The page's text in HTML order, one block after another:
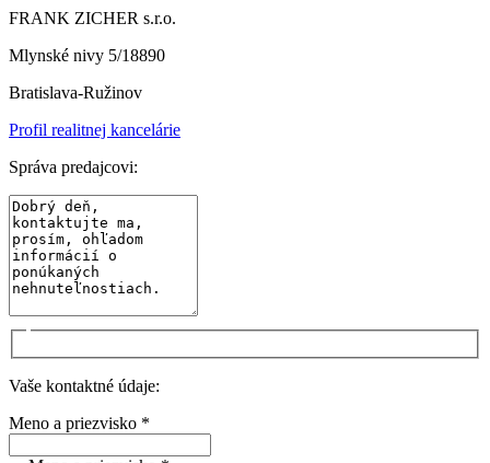
FRANK ZICHER s.r.o.
Mlynské nivy 5/18890
Bratislava-Ružinov
Profil realitnej kancelárie
Správa predajcovi:
Vaše kontaktné údaje:
Meno a priezvisko *